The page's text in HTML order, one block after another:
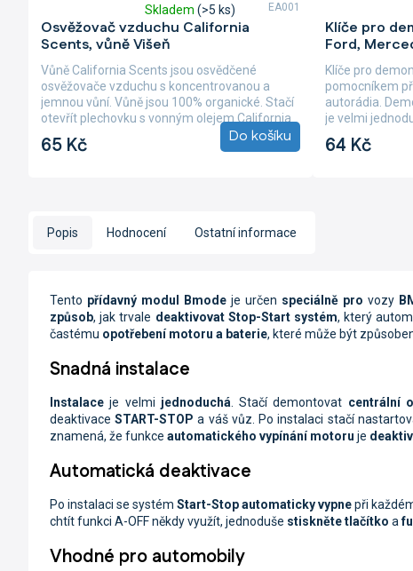
Osvěžovač vzduchu California
Scents, vůně Višeň
hodnocení
produktu
je
z
5
Skladem (>5 ks)
65 Kč Do košíku
Vůně California Scents jsou osvědčené
osvěžovače vzduchu s koncentrovanou a
jemnou vůní. Vůně jsou 100% organické. Stačí
otevřít plechovku s vonným olejem California
Scents,...
EA001
Klíče pro
Ford,
hodnocení
produktu
je
z
5
64 Kč
Klíče pro
pomocníkem
autorádia.
je velmi
několika
Popis Hodnocení Ostatní informace
Tento přídavný modul Bmodeje určen speciálně pro vozy
způsob, jak trvale deaktivovat Stop-Start systém, který
častému opotřebení motoru a baterie, které může být
Snadná instalace
Instalace je velmi jednoduchá . Stačí demontovat centrální
deaktivaceSTART-STOP a váš vůz. Po instalaci stačí
znamená, že funkce automatického vypínání motoru je
Automatická deaktivace
Po instalaci se systémStart-Stopautomaticky vypnepři
chtít funkci A-OFF někdy využít, jednoduše stiskněte tlačítko a
Vhodné pro automobily